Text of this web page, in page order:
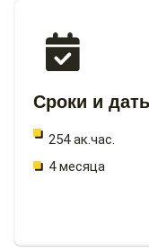
Сроки и
254 ак.час.
4 месяца